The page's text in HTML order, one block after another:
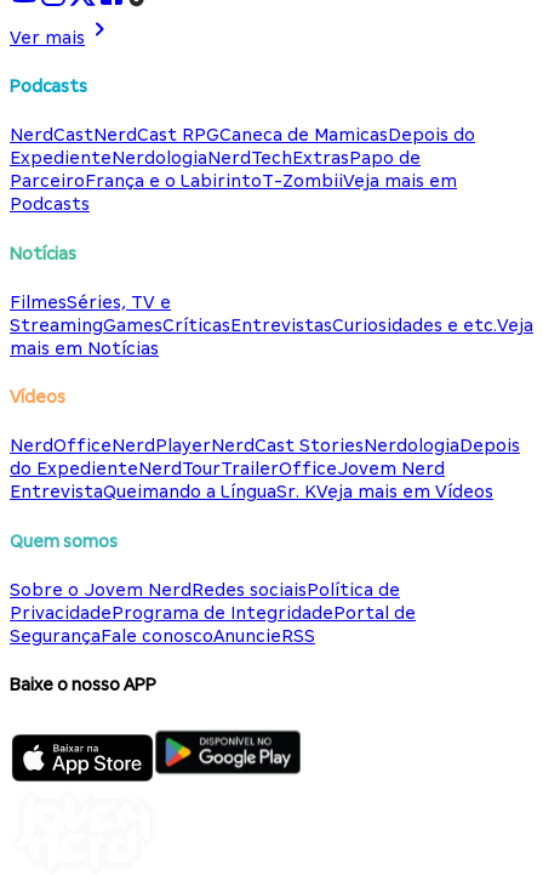
Ver mais
Podcasts
NerdCastNerdCast RPGCaneca de MamicasDepois do
ExpedienteNerdologiaNerdTechExtrasPapo de
ParceiroFrança e o LabirintoT-ZombiiVeja mais em
Podcasts
Notícias
FilmesSéries, TV e
StreamingGamesCríticasEntrevistasCuriosidades e etc.Veja
mais em Notícias
Vídeos
NerdOfficeNerdPlayerNerdCast StoriesNerdologiaDepois
do ExpedienteNerdTourTrailerOfficeJovem Nerd
EntrevistaQueimando a LínguaSr. KVeja mais em Vídeos
Quem somos
Sobre o Jovem NerdRedes sociaisPolítica de
PrivacidadePrograma de IntegridadePortal de
SegurançaFale conoscoAnuncieRSS
Baixe o nosso APP